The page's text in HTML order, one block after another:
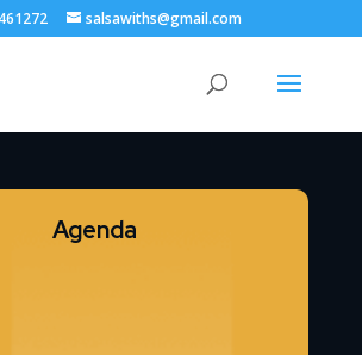
salsawiths@gmail.com
Agenda